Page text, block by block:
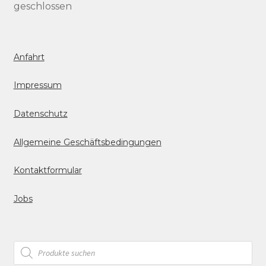
geschlossen
Anfahrt
Impressum
Datenschutz
Allgemeine Geschäftsbedingungen
Kontaktformular
Jobs
Products
search